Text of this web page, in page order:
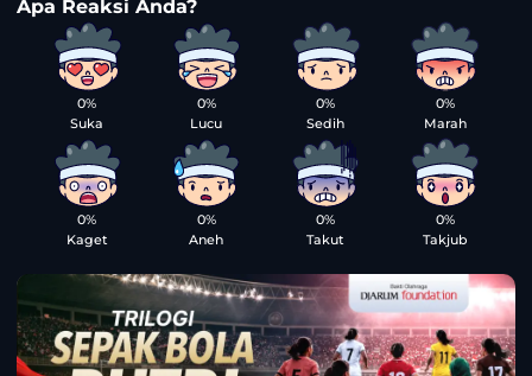
0%
Suka
0%
Lucu
0%
Sedih
0%
Marah
0%
Kaget
0%
Aneh
0%
Takut
0%
Takjub